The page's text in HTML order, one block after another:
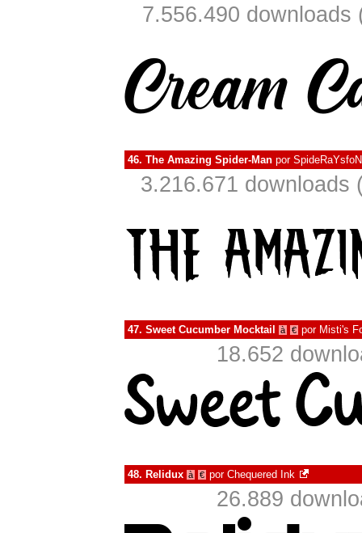
7.556.490 downloads
46. The Amazing Spider-Man por
3.216.671 downloads
47. Sweet Cucumber Mocktail à € por Misti's
18.652
48. Relidux à € por Chequered Ink
26.889